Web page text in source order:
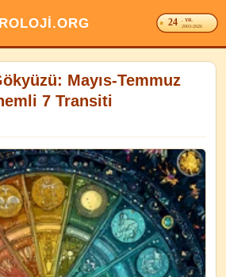
24 . YIL
2003-2026
Mayıs-Temmuz
7 Transiti